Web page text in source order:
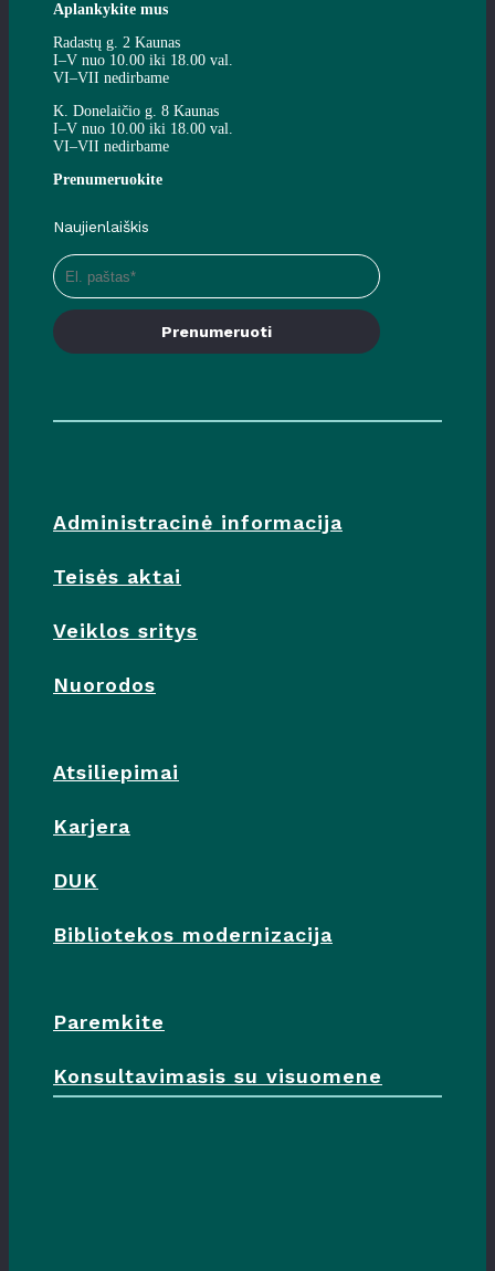
Aplankykite mus
Radastų g. 2 Kaunas
I–V nuo 10.00 iki 18.00 val.
VI–VII nedirbame
K. Donelaičio g. 8 Kaunas
I–V nuo 10.00 iki 18.00 val.
VI–VII nedirbame
Prenumeruokite
Naujienlaiškis
Prenumeruoti
Administracinė informacija
Teisės aktai
Veiklos sritys
Nuorodos
Atsiliepimai
Karjera
DUK
Bibliotekos modernizacija
Paremkite
Konsultavimasis su visuomene